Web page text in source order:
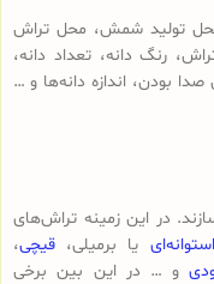
تولید شمش، محل تراش
رنگ دانه، تعداد دانه،
اندازه دانه‌ها و …
در این زمینه تراش‌های
استوانه‌ای یا برمیلی، قیچی،
و … در این بین برخی